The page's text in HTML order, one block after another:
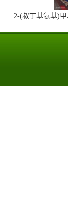
2-(叔丁基氨基)